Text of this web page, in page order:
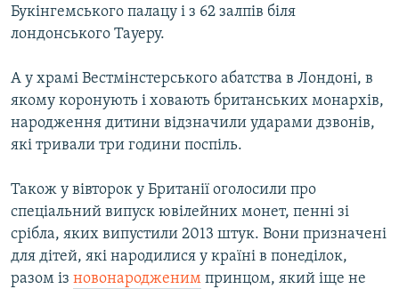
Букінгемського палацу і з 62 залпів біля
лондонського Тауеру.
А у храмі Вестмінстерського абатства в Лондоні, в
якому коронують і ховають британських монархів,
народження дитини відзначили ударами дзвонів,
які тривали три години поспіль.
Також у вівторок у Британії оголосили про
спеціальний випуск ювілейних монет, пенні зі
срібла, яких випустили 2013 штук. Вони призначені
для дітей, які народилися у країні в понеділок,
разом із новонародженим принцом, який іще не